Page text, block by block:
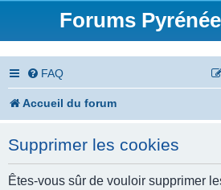
Forums
FAQ
Accueil du forum
Supprimer les cookies
Êtes-vous sûr de vouloir supprimer